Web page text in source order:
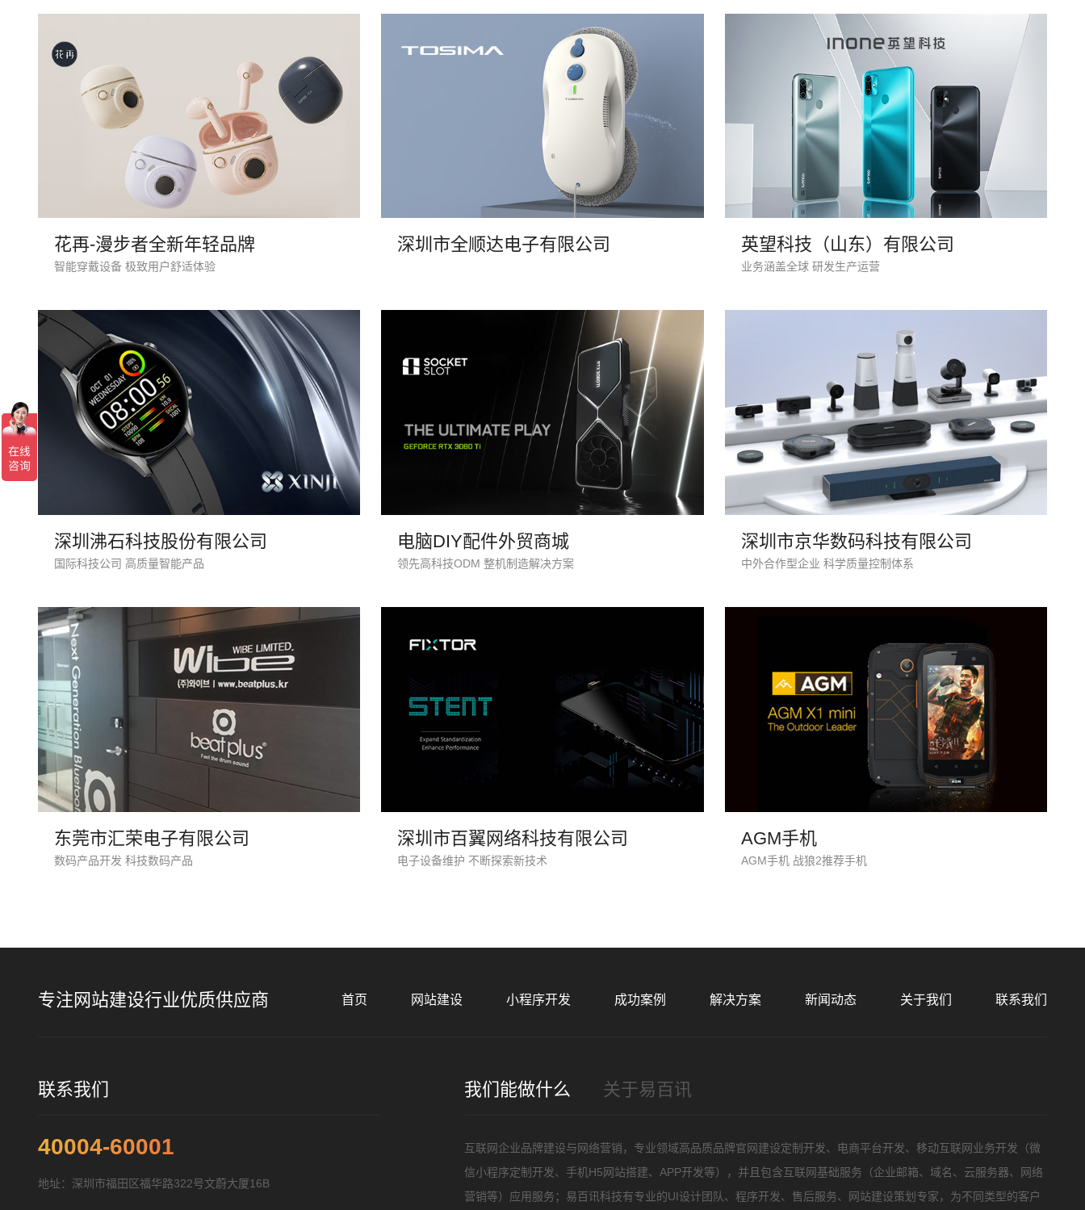
花再-漫步者全新年轻品牌
智能穿戴设备 极致用户舒适体验
深圳市全顺达电子有限公司 英望科技（山东）有限公司
业务涵盖全球 研发生产运营
深圳沸石科技股份有限公司
国际科技公司 高质量智能产品
电脑DIY配件外贸商城
领先高科技ODM 整机制造解决方案
深圳市京华数码科技有限公司
中外合作型企业 科学质量控制体系
东莞市汇荣电子有限公司
数码产品开发 科技数码产品
深圳市百翼网络科技有限公司
电子设备维护 不断探索新技术
AGM手机
AGM手机 战狼2推荐手机
座机
0755-
手机
133 1698
专注网站建设行业优质供应商 首页 网站建设 小程序开发 成功案例 解决方案 新闻动态 关于我们 联系我们
联系我们
40004-60001
地址：深圳市福田区福华路322号文蔚大厦16B
我们能做什么 关于易百讯
互联网企业品牌建设与网络营销，专业领域高品质品牌官网建设定制开发、电商平台开发、移动互联网业务开发（微
信小程序定制开发、手机H5网站搭建、APP开发等），并且包含互联网基础服务（企业邮箱、域名、云服务器、网络
营销等）应用服务；易百讯科技有专业的UI设计团队、程序开发、售后服务、网站建设策划专家，为不同类型的客户
微信号
电商及系统平台开发 · 微信小程序开发 · 年度运维服务
招标项目